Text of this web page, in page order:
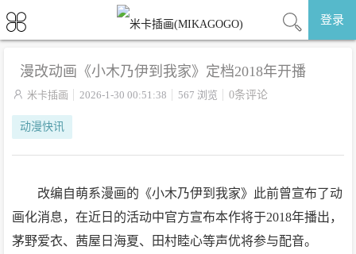
登录
漫改动画《小木乃伊到我家》定档2018年开播
 米卡插画 2026-1-30 00:51:38 567 浏览 0条评论
动漫快讯
改编自萌系漫画的《小木乃伊到我家》此前曾宣布了动
画化消息，在近日的活动中官方宣布本作将于2018年播出，
茅野爱衣、茜屋日海夏、田村睦心等声优将参与配音。